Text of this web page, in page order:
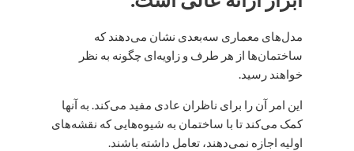
مدل‌های معماری سه‌بعدی نشان می‌دهند که
ساختمان‌ها از هر طرف و زاویه‌ای چگونه به نظر
خواهند رسید.
این امر آن را برای ناظران عادی مفید می‌کند. به آنها
کمک می‌کند تا با ساختمان به شیوه‌هایی که نقشه‌های
اولیه اجازه نمی‌دهند، تعامل داشته باشند.